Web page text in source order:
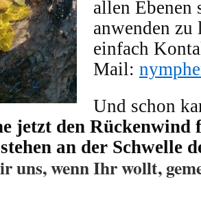
allen Ebenen
anwenden zu
einfach
Mail:
Und schon
jetzt den
an der Schwelle
uns, wenn Ihr wollt,